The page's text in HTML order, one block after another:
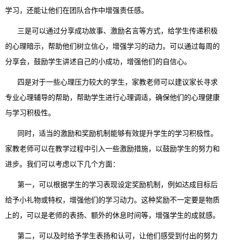
学习，还能让他们在团队合作中增强责任感。
三是可以通过分享成功故事、激励名言等方式，给学生传递积极
的心理暗示，帮助他们树立信心，增强学习的动力。可以通过每周的
分享会，鼓励学生讲述自己的小成功，增强他们的自信心。
四是对于一些心理压力较大的学生，家教老师可以建议家长寻求
专业心理辅导的帮助，帮助学生进行心理调适，确保他们的心理健康
与学习积极性。
同时，适当的激励和奖励机制能够有效提升学生的学习积极性。
家教老师可以在教学过程中引入一些激励措施，以鼓励学生的努力和
进步。我们可以考虑以下几个方面：
第一，可以根据学生的学习表现设定奖励机制，例如达成目标后
给予小礼物或特权，增强他们的学习动力。这种奖励不一定要是物质
上的，可以是老师的表扬、额外的休息时间等，增强学生的成就感。
第二，可以及时给予学生表扬和认可，让他们感受到付出的努力